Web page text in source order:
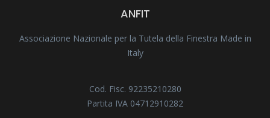
ANFIT
Associazione Nazionale per la Tutela della Finestra Made in
Italy
Cod. Fisc. 92235210280
Partita IVA 04712910282